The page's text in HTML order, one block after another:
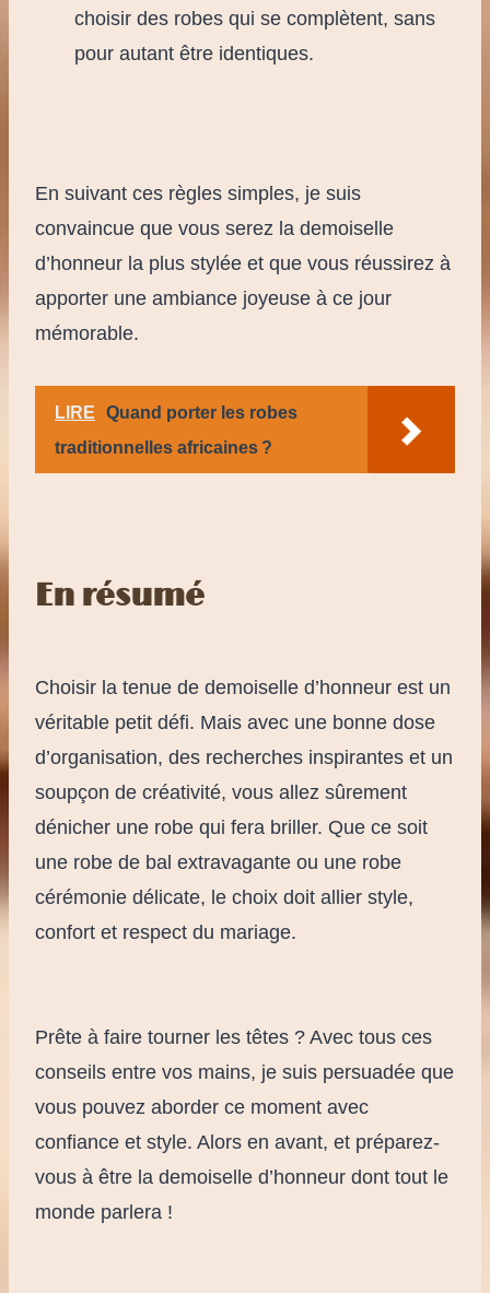
choisir des robes qui se complètent, sans
pour autant être identiques.
En suivant ces règles simples, je suis
convaincue que vous serez la demoiselle
d’honneur la plus stylée et que vous réussirez à
apporter une ambiance joyeuse à ce jour
mémorable.
LIRE
Quand porter les robes
traditionnelles africaines ?
En résumé
Choisir la tenue de demoiselle d’honneur est un
véritable petit défi. Mais avec une bonne dose
d’organisation, des recherches inspirantes et un
soupçon de créativité, vous allez sûrement
dénicher une robe qui fera briller. Que ce soit
une robe de bal extravagante ou une robe
cérémonie délicate, le choix doit allier style,
confort et respect du mariage.
Prête à faire tourner les têtes ? Avec tous ces
conseils entre vos mains, je suis persuadée que
vous pouvez aborder ce moment avec
confiance et style. Alors en avant, et préparez-
vous à être la demoiselle d’honneur dont tout le
monde parlera !